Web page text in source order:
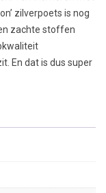
zilverpoets is nog
zachte stoffen
En dat is dus super